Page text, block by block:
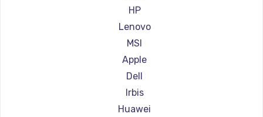
HP
Lenovo
MSI
Apple
Dell
Irbis
Huawei